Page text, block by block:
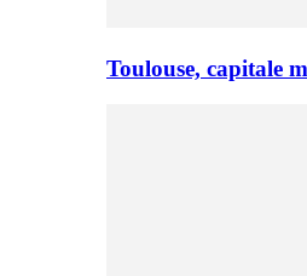
Toulouse, capitale